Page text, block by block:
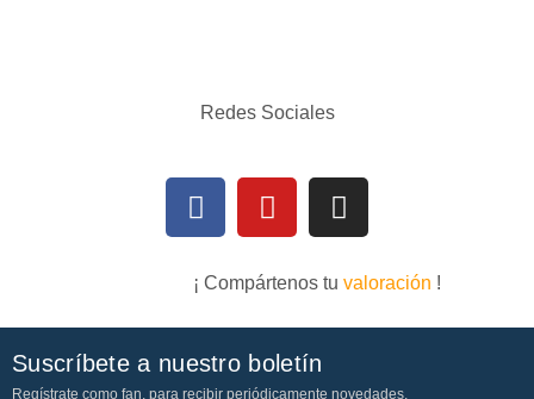
Redes Sociales
¡ Compártenos tu valoración !
Suscríbete a nuestro boletín
Regístrate como fan, para recibir periódicamente novedades,